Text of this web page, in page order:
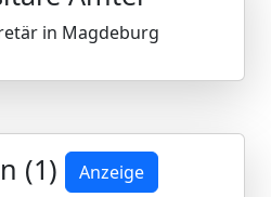
in Magdeburg
(1) Anzeige